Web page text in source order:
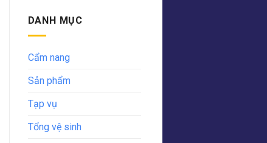
DANH MỤC
Cẩm nang
Sản phẩm
Tạp vụ
Tổng vệ sinh